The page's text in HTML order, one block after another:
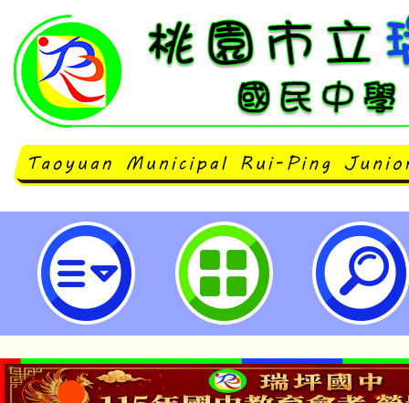
轉知原住民族委員會「修正一百十
歲時祭儀放假日期」1份-桃園市立